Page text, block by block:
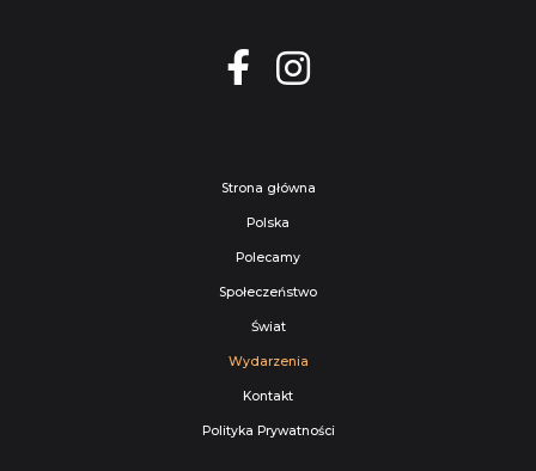
Strona główna
Polska
Polecamy
Społeczeństwo
Świat
Wydarzenia
Kontakt
Polityka Prywatności